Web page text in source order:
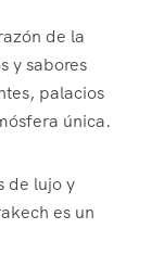
de la
y sabores
palacios
única.
de lujo y
es un